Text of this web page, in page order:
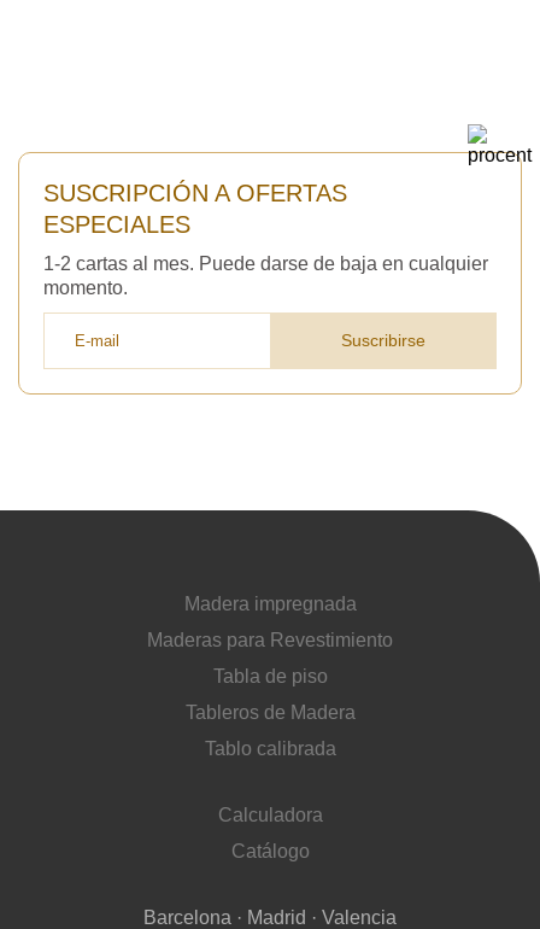
SUSCRIPCIÓN A OFERTAS
ESPECIALES
1-2 cartas al mes. Puede darse de baja en cualquier
momento.
Suscribirse
Madera impregnada
Maderas para Revestimiento
Tabla de piso
Tableros de Madera
Tablo calibrada
Calculadora
Catálogo
Barcelona · Madrid · Valencia